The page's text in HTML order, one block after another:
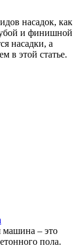
насадок, как
и финишной
насадки, а
в этой статье.
машина – это
пола.